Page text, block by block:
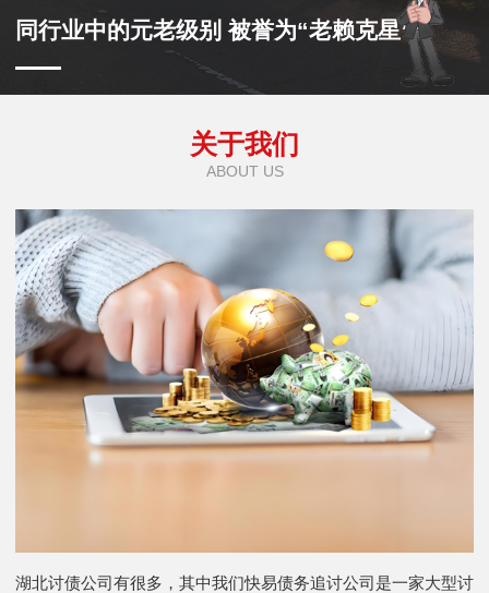
同行业中的元老级别 被誉为“老赖克星”
关于我们
ABOUT US
湖北讨债公司有很多，其中我们快易债务追讨公司是一家大型讨